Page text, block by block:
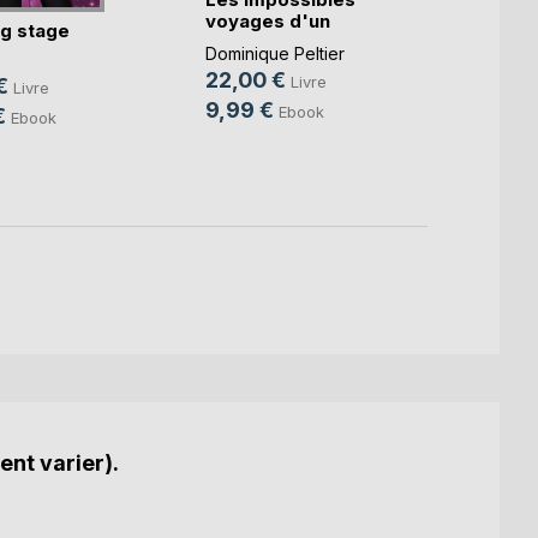
stage
Livre
Ebook
voyages d'un
imbéc(...)
Dominique Peltier
22,00 € Livre
9,99 € Ebook
varier).